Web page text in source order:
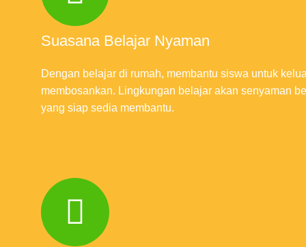
Suasana Belajar Nyaman
Dengan belajar di rumah, membantu siswa untuk
membosankan. Lingkungan belajar akan senyaman
yang siap sedia membantu.